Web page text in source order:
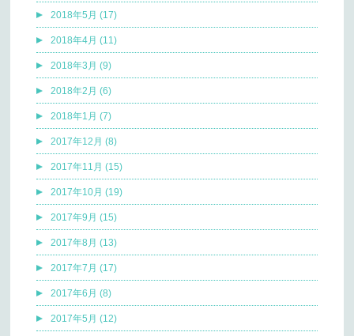
2018年5月 (17)
2018年4月 (11)
2018年3月 (9)
2018年2月 (6)
2018年1月 (7)
2017年12月 (8)
2017年11月 (15)
2017年10月 (19)
2017年9月 (15)
2017年8月 (13)
2017年7月 (17)
2017年6月 (8)
2017年5月 (12)